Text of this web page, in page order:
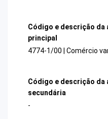
Código e descrição da
principal
4774-1/00 | Comércio
Código e descrição da
secundária
-